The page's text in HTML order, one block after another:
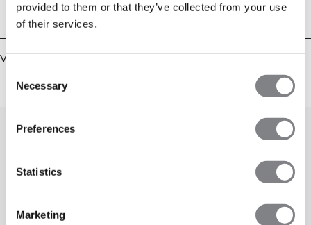
provided to them or that they’ve collected from your use
of their services.
Selection
Necessary
Preferences
Statistics
Marketing
Bezorging en retouren
Vergelijkbare producten